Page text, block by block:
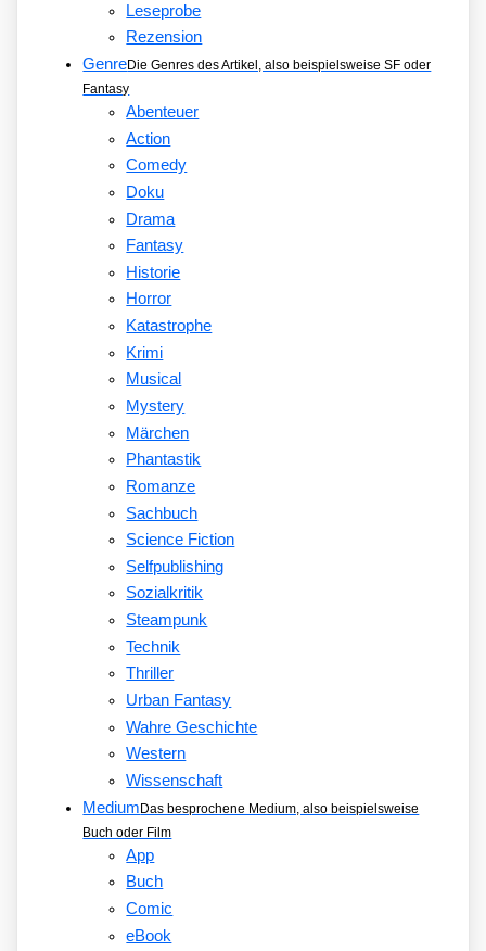
Leseprobe
Rezension
GenreDie Genres des Artikel, also beispielsweise SF oder
Fantasy
Abenteuer
Action
Comedy
Doku
Drama
Fantasy
Historie
Horror
Katastrophe
Krimi
Musical
Mystery
Märchen
Phantastik
Romanze
Sachbuch
Science Fiction
Selfpublishing
Sozialkritik
Steampunk
Technik
Thriller
Urban Fantasy
Wahre Geschichte
Western
Wissenschaft
MediumDas besprochene Medium, also beispielsweise
Buch oder Film
App
Buch
Comic
eBook